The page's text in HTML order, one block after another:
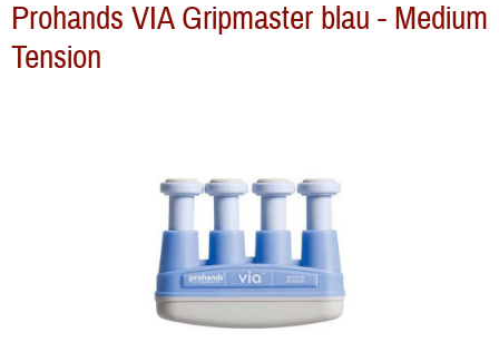
Prohands VIA Gripmaster blau - Medium
Tension